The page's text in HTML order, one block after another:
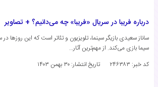
درباره فریبا در سریال «فریبا» چه می‌دانیم؟ + تصاویر
ساناز سعیدی بازیگر سینما، تلویزیون و تئاتر است که این روزها
سیما بازی می‌کند. از مهم‌ترین آثار…
کد خبر: ۲۴۶۳۸۳
تاریخ انتشار: ۳۰ بهمن ۱۴۰۳